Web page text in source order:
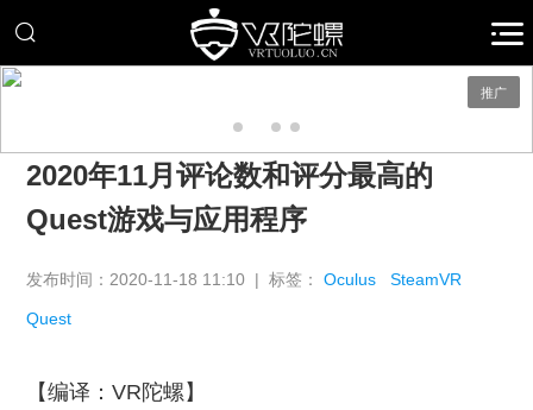
推广
2020年11月评论数和评分最高的
Quest游戏与应用程序
发布时间：2020-11-18 11:10 | 标签：Oculus SteamVR
Quest
【编译：VR陀螺】